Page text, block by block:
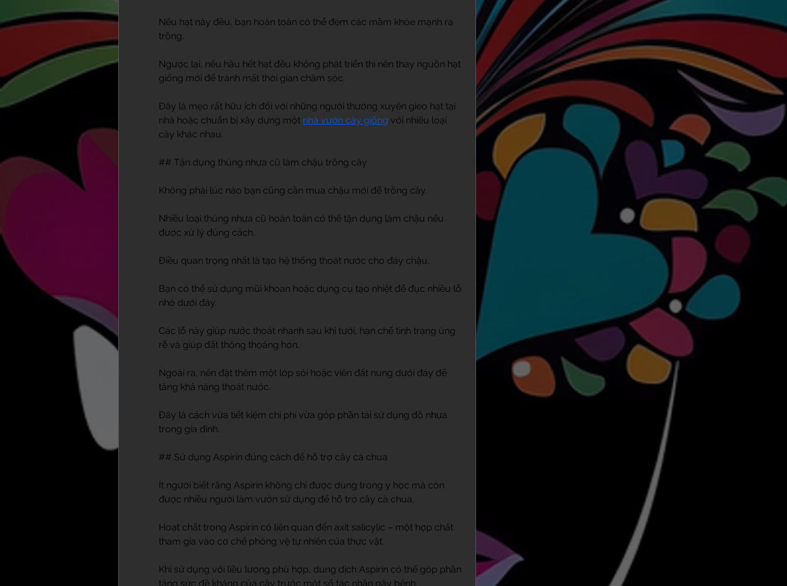
Nếu hạt nảy đều, bạn hoàn toàn có thể đem các mầm khỏe mạnh ra
trồng.
Ngược lại, nếu hầu hết hạt đều không phát triển thì nên thay nguồn hạt
giống mới để tránh mất thời gian chăm sóc.
Đây là mẹo rất hữu ích đối với những người thường xuyên gieo hạt tại
nhà hoặc chuẩn bị xây dựng một nhà vườn cây giống với nhiều loại
cây khác nhau.
## Tận dụng thùng nhựa cũ làm chậu trồng cây
Không phải lúc nào bạn cũng cần mua chậu mới để trồng cây.
Nhiều loại thùng nhựa cũ hoàn toàn có thể tận dụng làm chậu nếu
được xử lý đúng cách.
Điều quan trọng nhất là tạo hệ thống thoát nước cho đáy chậu.
Bạn có thể sử dụng mũi khoan hoặc dụng cụ tạo nhiệt để đục nhiều lỗ
nhỏ dưới đáy.
Các lỗ này giúp nước thoát nhanh sau khi tưới, hạn chế tình trạng úng
rễ và giúp đất thông thoáng hơn.
Ngoài ra, nên đặt thêm một lớp sỏi hoặc viên đất nung dưới đáy để
tăng khả năng thoát nước.
Đây là cách vừa tiết kiệm chi phí vừa góp phần tái sử dụng đồ nhựa
trong gia đình.
## Sử dụng Aspirin đúng cách để hỗ trợ cây cà chua
Ít người biết rằng Aspirin không chỉ được dùng trong y học mà còn
được nhiều người làm vườn sử dụng để hỗ trợ cây cà chua.
Hoạt chất trong Aspirin có liên quan đến axit salicylic – một hợp chất
tham gia vào cơ chế phòng vệ tự nhiên của thực vật.
Khi sử dụng với liều lượng phù hợp, dung dịch Aspirin có thể góp phần
tăng sức đề kháng của cây trước một số tác nhân gây bệnh.